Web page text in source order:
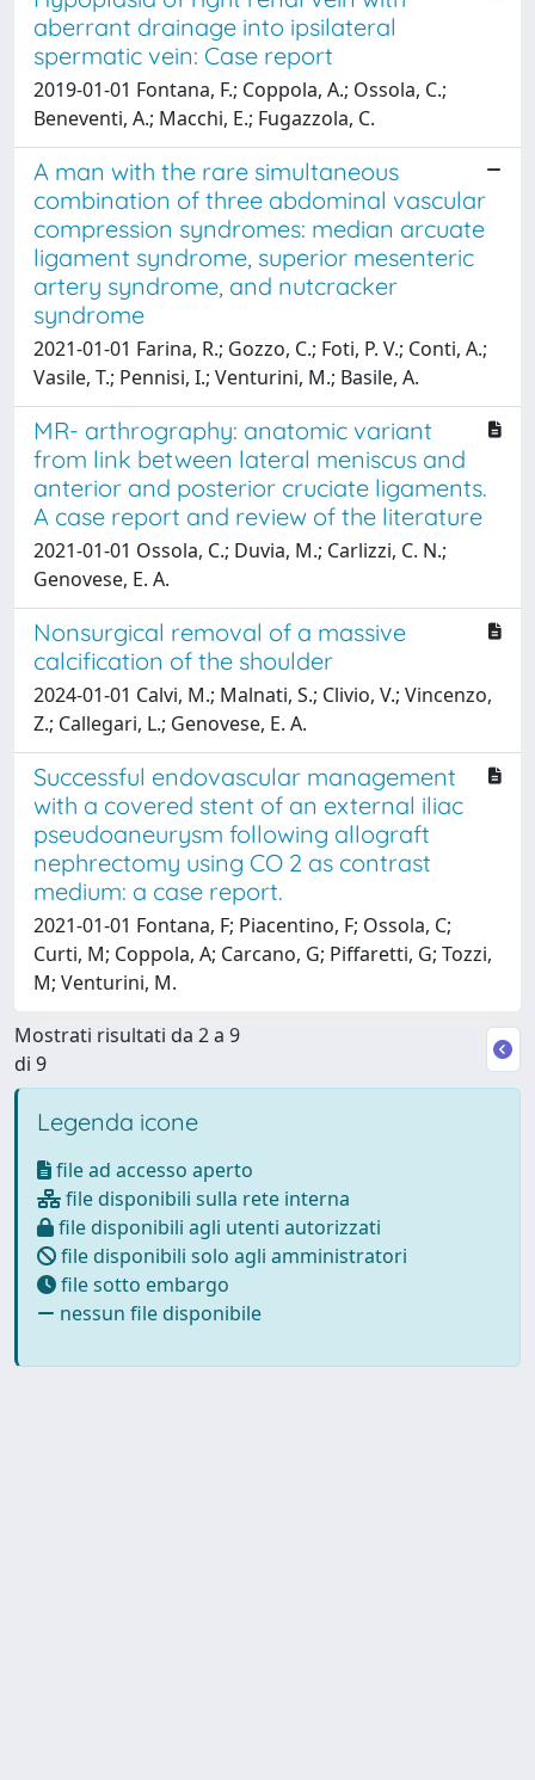
aberrant drainage into ipsilateral
spermatic vein: Case report
2019-01-01 Fontana, F.; Coppola, A.; Ossola, C.;
Beneventi, A.; Macchi, E.; Fugazzola, C.
A man with the rare simultaneous
combination of three abdominal vascular
compression syndromes: median arcuate
ligament syndrome, superior mesenteric
artery syndrome, and nutcracker
syndrome
2021-01-01 Farina, R.; Gozzo, C.; Foti, P. V.; Conti, A.;
Vasile, T.; Pennisi, I.; Venturini, M.; Basile, A.
MR- arthrography: anatomic variant
from link between lateral meniscus and
anterior and posterior cruciate ligaments.
A case report and review of the literature
2021-01-01 Ossola, C.; Duvia, M.; Carlizzi, C. N.;
Genovese, E. A.
Nonsurgical removal of a massive
calcification of the shoulder
2024-01-01 Calvi, M.; Malnati, S.; Clivio, V.; Vincenzo,
Z.; Callegari, L.; Genovese, E. A.
Successful endovascular management
with a covered stent of an external iliac
pseudoaneurysm following allograft
nephrectomy using CO 2 as contrast
medium: a case report.
2021-01-01 Fontana, F; Piacentino, F; Ossola, C;
Curti, M; Coppola, A; Carcano, G; Piffaretti, G; Tozzi,
M; Venturini, M.
Mostrati risultati da 2 a 9
di 9
Legenda icone
file ad accesso aperto
file disponibili sulla rete interna
file disponibili agli utenti autorizzati
file disponibili solo agli amministratori
file sotto embargo
nessun file disponibile